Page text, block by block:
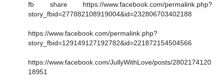
fb share https://www.facebook.com/permalink.php?
story_fbid=277882108919004&id=232806703402188
https://www.facebook.com/permalink.php?
story_fbid=129149127192782&id=221872154504566
https://www.facebook.com/JullyWithLove/posts/2802174120
18951